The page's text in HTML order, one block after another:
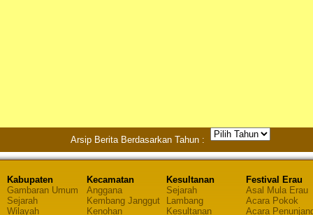
Arsip Berita Berdasarkan Tahun :
Kabupaten
Gambaran Umum
Sejarah
Wilayah
Kecamatan
Anggana
Kembang Janggut
Kenohan
Kesultanan
Sejarah
Lambang
Kesultanan
Festival Erau
Asal Mula Erau
Acara Pokok
Acara